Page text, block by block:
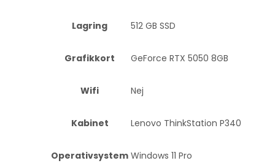
Lagring 512 GB SSD
Grafikkort GeForce RTX 5050 8GB
Wifi Nej
Kabinet Lenovo ThinkStation P340
Operativsystem Windows 11 Pro